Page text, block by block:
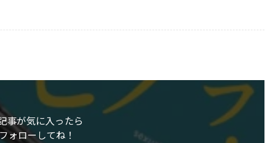
事が気に入ったら
ォローしてね！